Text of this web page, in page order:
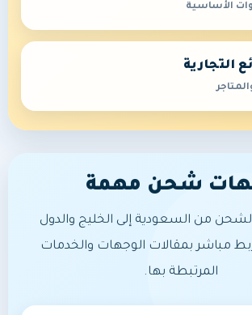
الأساسية
التجارية
شحن مهمة
من السعودية إلى الخليج والدول
مباشر بمقالات الوجهات والخدمات
المرتبطة بها.